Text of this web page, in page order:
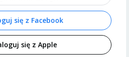
się z Facebook
się z Apple